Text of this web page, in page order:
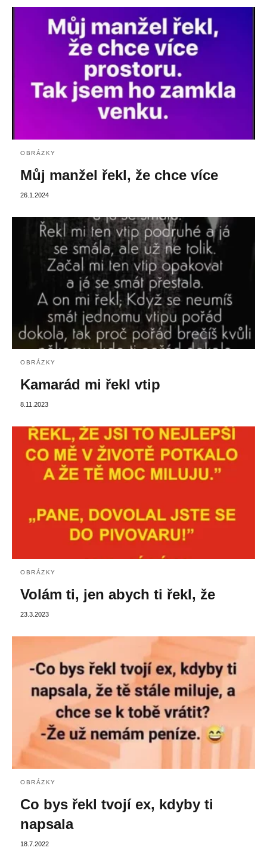
OBRÁZKY
Můj manžel řekl, že chce více
26.1.2024
OBRÁZKY
Kamarád mi řekl vtip
8.11.2023
OBRÁZKY
Volám ti, jen abych ti řekl, že
23.3.2023
OBRÁZKY
Co bys řekl tvojí ex, kdyby ti
napsala
18.7.2022